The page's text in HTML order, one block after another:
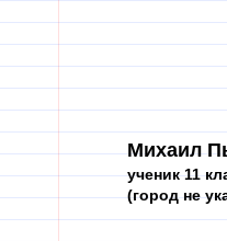
Михаил
ученик 11
(город не